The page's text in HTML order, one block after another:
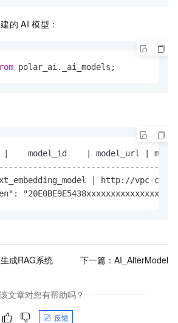
的 AI 模型：
polar_ai._ai_models;
    model_id
model_url
http: //vpc-cn
成RAG系统 下一篇： AI_AlterModel
该文章对您有帮助吗？
反馈